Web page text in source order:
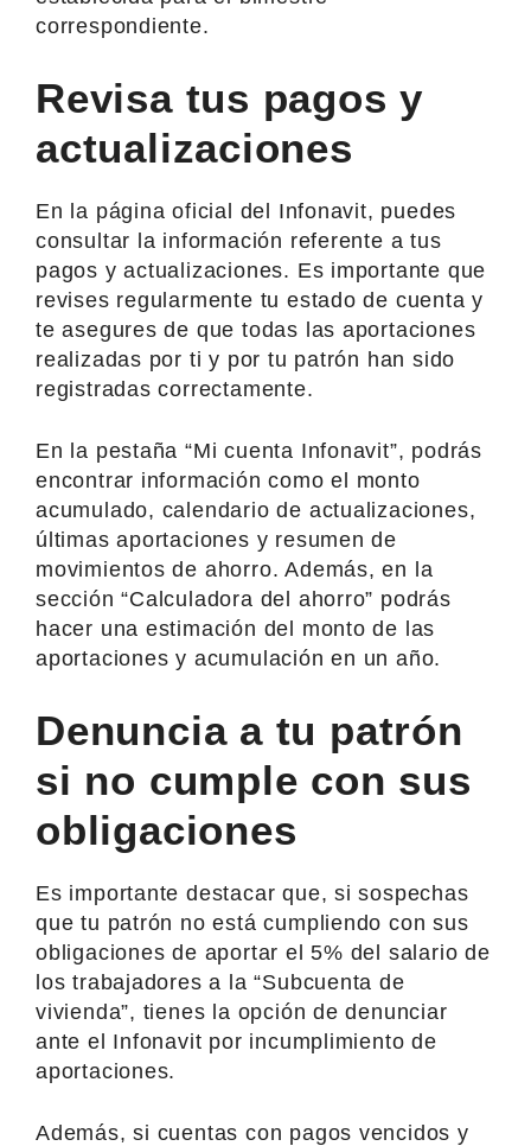
correspondiente.
Revisa tus pagos y
actualizaciones
En la página oficial del Infonavit, puedes
consultar la información referente a tus
pagos y actualizaciones. Es importante que
revises regularmente tu estado de cuenta y
te asegures de que todas las aportaciones
realizadas por ti y por tu patrón han sido
registradas correctamente.
En la pestaña “Mi cuenta Infonavit”, podrás
encontrar información como el monto
acumulado, calendario de actualizaciones,
últimas aportaciones y resumen de
movimientos de ahorro. Además, en la
sección “Calculadora del ahorro” podrás
hacer una estimación del monto de las
aportaciones y acumulación en un año.
Denuncia a tu patrón
si no cumple con sus
obligaciones
Es importante destacar que, si sospechas
que tu patrón no está cumpliendo con sus
obligaciones de aportar el 5% del salario de
los trabajadores a la “Subcuenta de
vivienda”, tienes la opción de denunciar
ante el Infonavit por incumplimiento de
aportaciones.
Además, si cuentas con pagos vencidos y